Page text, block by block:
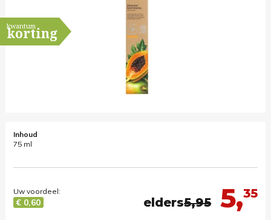
kwantum
korting
Inhoud
75 ml
5,35
elders5,95
Uw voordeel:
€ 0,60